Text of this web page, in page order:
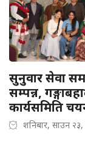
सुनुवार सेवा
सम्पन्न,
कार्यसमिति
शनिबार, साउन